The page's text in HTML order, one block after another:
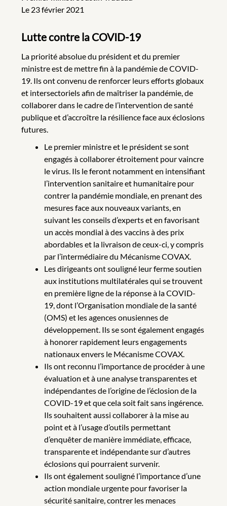
Le 23 février 2021
Lutte contre la COVID-19
La priorité absolue du président et du premier
ministre est de mettre fin à la pandémie de COVID-
19. Ils ont convenu de renforcer leurs efforts globaux
et intersectoriels afin de maîtriser la pandémie, de
collaborer dans le cadre de l’intervention de santé
publique et d’accroître la résilience face aux éclosions
futures.
Le premier ministre et le président se sont
engagés à collaborer étroitement pour vaincre
le virus. Ils le feront notamment en intensifiant
l’intervention sanitaire et humanitaire pour
contrer la pandémie mondiale, en prenant des
mesures face aux nouveaux variants, en
suivant les conseils d’experts et en favorisant
un accès mondial à des vaccins à des prix
abordables et la livraison de ceux-ci, y compris
par l’intermédiaire du Mécanisme COVAX.
Les dirigeants ont souligné leur ferme soutien
aux institutions multilatérales qui se trouvent
en première ligne de la réponse à la COVID-
19, dont l’Organisation mondiale de la santé
(OMS) et les agences onusiennes de
développement. Ils se sont également engagés
à honorer rapidement leurs engagements
nationaux envers le Mécanisme COVAX.
Ils ont reconnu l’importance de procéder à une
évaluation et à une analyse transparentes et
indépendantes de l’origine de l’éclosion de la
COVID-19 et que cela soit fait sans ingérence.
Ils souhaitent aussi collaborer à la mise au
point et à l’usage d’outils permettant
d’enquêter de manière immédiate, efficace,
transparente et indépendante sur d’autres
éclosions qui pourraient survenir.
Ils ont également souligné l’importance d’une
action mondiale urgente pour favoriser la
sécurité sanitaire, contrer les menaces